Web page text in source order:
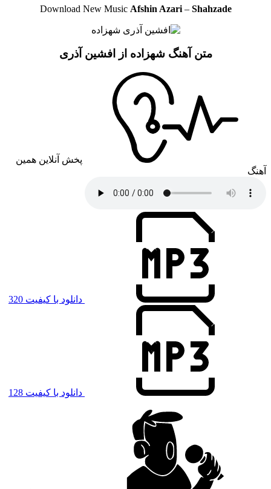
Download New Music Afshin Azari– Shahzade
متن آهنگ شهزاده از افشین آذری
پخش آنلاین همین
آهنگ
دانلود با کیفیت 320
دانلود با کیفیت 128